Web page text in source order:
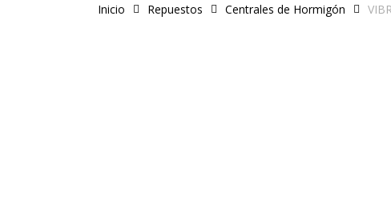
Inicio Repuestos Centrales de Hormigón